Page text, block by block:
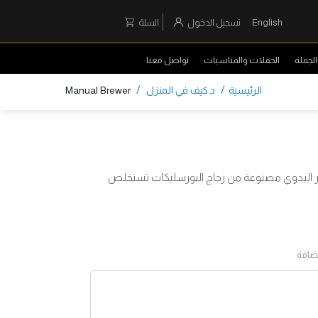
English تسجيل الدخول السلة
الحفلات والمناسبات تواصل معنا
الرئيسية / د.كيف في المنزل /
Manual Brewer
اليدوي مصنوعة من زجاج البورسليكات تستخلص